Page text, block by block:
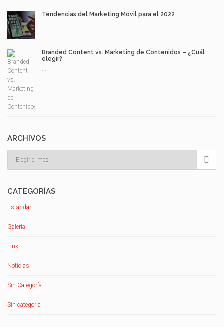
Tendencias del Marketing Móvil para el 2022
Branded Content vs. Marketing de Contenidos – ¿Cuál
elegir?
ARCHIVOS

CATEGORÍAS
Estándar
Galería
Link
Noticias
Sin Categoría
Sin categoría